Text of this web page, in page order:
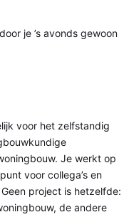
je ’s avonds gewoon
voor het zelfstandig
Je werkt op
voor collega’s en
project is hetzelfde:
de andere